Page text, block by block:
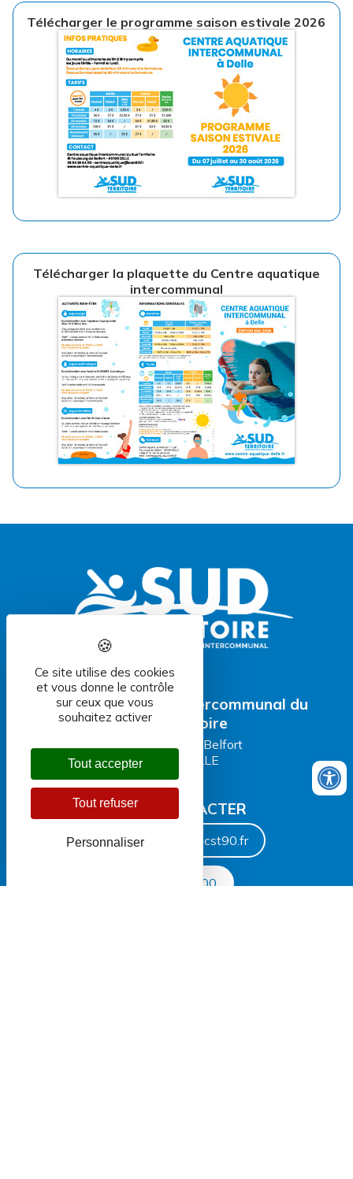
Télécharger le programme saison estivale 2026
Télécharger la plaquette du Centre aquatique
intercommunal
Centre aquatique intercommunal du
Sud Territoire
81 Faubourg de Belfort
90 100 DELLE
NOUS CONTACTER
centreaquatique@ccst90.fr
03 84 36 64 00
Ce site utilise des cookies
et vous donne le contrôle
sur ceux que vous
souhaitez activer
Tout accepter
Tout refuser
Personnaliser